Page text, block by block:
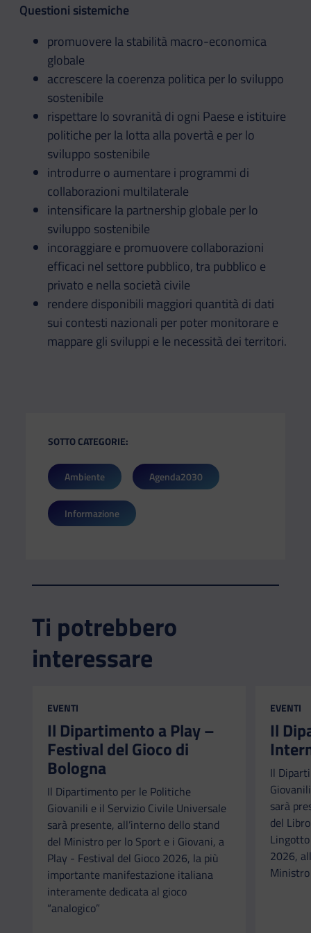
Questioni sistemiche
promuovere la stabilità macro-economica
globale
accrescere la coerenza politica per lo sviluppo
sostenibile
rispettare lo sovranità di ogni Paese e istituire
politiche per la lotta alla povertà e per lo
sviluppo sostenibile
introdurre o aumentare i programmi di
collaborazioni multilaterale
intensificare la partnership globale per lo
sviluppo sostenibile
incoraggiare e promuovere collaborazioni
efficaci nel settore pubblico, tra pubblico e
privato e nella società civile
rendere disponibili maggiori quantità di dati
sui contesti nazionali per poter monitorare e
mappare gli sviluppi e le necessità dei territori.
SOTTO CATEGORIE:
Ambiente Agenda2030
Informazione
Ti potrebbero
interessare
CATEGORIA:
EVENTI
Il Dipartimento a Play –
Festival del Gioco di
Bologna
Il Dipartimento per le Politiche
Giovanili e il Servizio Civile Universale
sarà presente, all’interno dello stand
del Ministro per lo Sport e i Giovani, a
Play - Festival del Gioco 2026, la più
importante manifestazione italiana
interamente dedicata al gioco
“analogico”
EVENTI
Il
Il
sarà
del
2026,